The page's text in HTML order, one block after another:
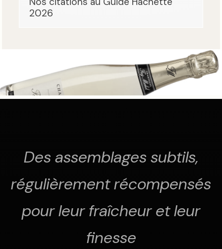
2026
Des assemblages subtils,
régulièrement récompensés
pour leur fraîcheur et leur
finesse